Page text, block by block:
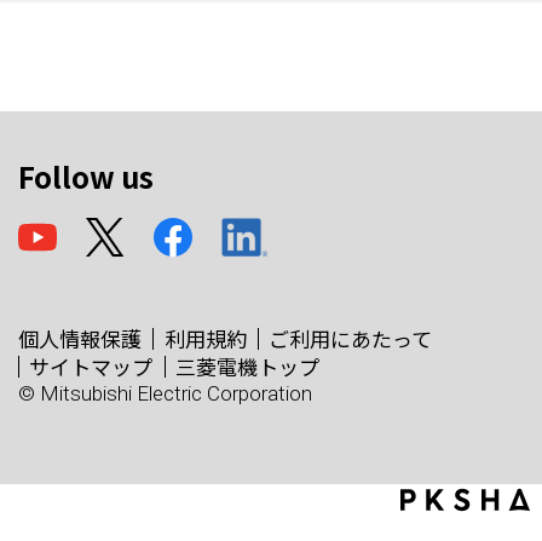
Follow us
個人情報保護 利用規約
ご利用にあたって
サイトマップ
三菱電機トップ
© Mitsubishi Electric Corporation